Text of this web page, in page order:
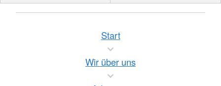
Start
Wir über uns